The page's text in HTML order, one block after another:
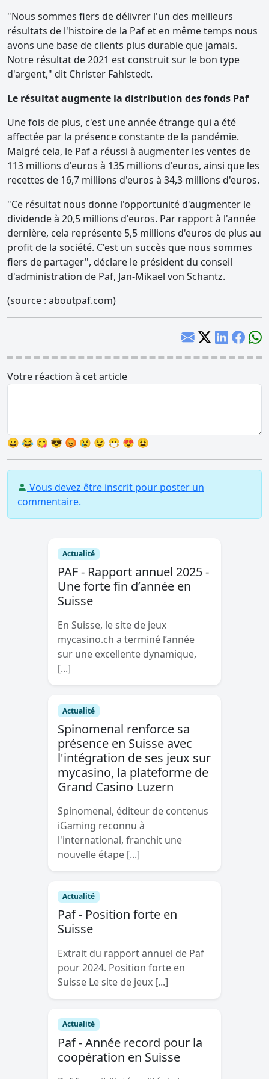
"Nous sommes fiers de délivrer l'un des meilleurs
résultats de l'histoire de la Paf et en même temps nous
avons une base de clients plus durable que jamais.
Notre résultat de 2021 est construit sur le bon type
d'argent," dit Christer Fahlstedt.
Le résultat augmente la distribution des fonds Paf
Une fois de plus, c'est une année étrange qui a été
affectée par la présence constante de la pandémie.
Malgré cela, le Paf a réussi à augmenter les ventes de
113 millions d'euros à 135 millions d'euros, ainsi que les
recettes de 16,7 millions d'euros à 34,3 millions d'euros.
"Ce résultat nous donne l'opportunité d'augmenter le
dividende à 20,5 millions d'euros. Par rapport à l'année
dernière, cela représente 5,5 millions d'euros de plus au
profit de la société. C'est un succès que nous sommes
fiers de partager", déclare le président du conseil
d'administration de Paf, Jan-Mikael von Schantz.
(source : aboutpaf.com)
Votre réaction à cet article
😀 😂 😋 😎 😡 😢 😉 😷 😍 😩
Vous devez être inscrit pour poster un
commentaire.
Actualité
PAF - Rapport annuel 2025 -
Une forte fin d’année en
Suisse
En Suisse, le site de jeux
mycasino.ch a terminé l’année
sur une excellente dynamique,
[...]
Actualité
Spinomenal renforce sa
présence en Suisse avec
l'intégration de ses jeux sur
mycasino, la plateforme de
Grand Casino Luzern
Spinomenal, éditeur de contenus
iGaming reconnu à
l'international, franchit une
nouvelle étape [...]
Actualité
Paf - Position forte en
Suisse
Extrait du rapport annuel de Paf
pour 2024. Position forte en
Suisse Le site de jeux [...]
Actualité
Paf - Année record pour la
coopération en Suisse